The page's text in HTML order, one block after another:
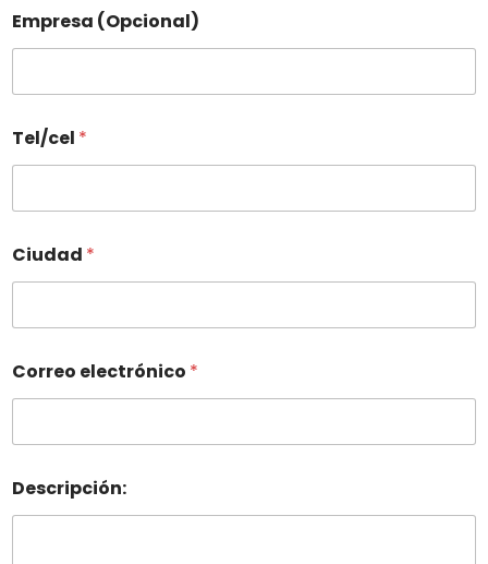
Empresa (Opcional)
Tel/cel *
Ciudad *
Correo electrónico *
Descripción: